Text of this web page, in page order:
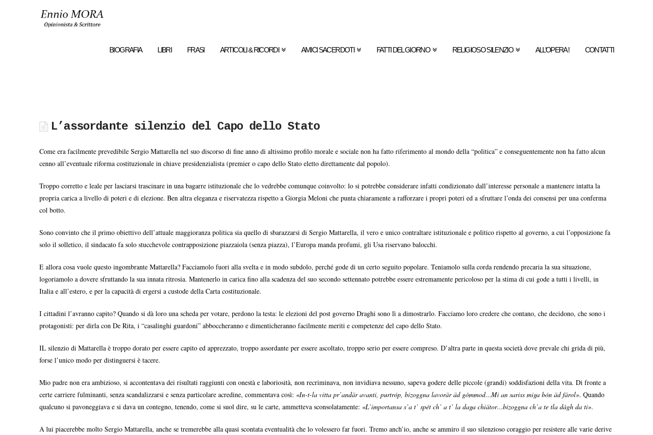
Ennio
BIOGRAFIA LIBRI FRASI ARTICOLI & RICORDI AMICI SACERDOTI FATTI DEL GIORNO RELIGIOSO SILENZIO ALL’OPERA ! CONTATTI
L’assordante silenzio del Capo dello Stato
Come era facilmente prevedibile Sergio Mattarella nel suo discorso di fine anno di altissimo profilo morale e sociale non ha fatto riferimento al mondo della “politica” e conseguentemente non ha fatto alcun
cenno all’eventuale riforma costituzionale in chiave presidenzialista (premier o capo dello Stato eletto direttamente dal popolo).
Troppo corretto e leale per lasciarsi trascinare in una bagarre istituzionale che lo vedrebbe comunque coinvolto: lo si potrebbe considerare infatti condizionato dall’interesse personale a mantenere intatta la
propria carica a livello di poteri e di elezione. Ben altra eleganza e riservatezza rispetto a Giorgia Meloni che punta chiaramente a rafforzare i propri poteri ed a sfruttare l’onda dei consensi per una conferma
col botto.
Sono convinto che il primo obiettivo dell’attuale maggioranza politica sia quello di sbarazzarsi di Sergio Mattarella, il vero e unico contraltare istituzionale e politico rispetto al governo, a cui l’opposizione fa
solo il solletico, il sindacato fa solo stucchevole contrapposizione piazzaiola (senza piazza), l’Europa manda profumi, gli Usa riservano balocchi.
E allora cosa vuole questo ingombrante Mattarella? Facciamolo fuori alla svelta e in modo subdolo, perché gode di un certo seguito popolare. Teniamolo sulla corda rendendo precaria la sua situazione,
logoriamolo a dovere sfruttando la sua innata ritrosia. Mantenerlo in carica fino alla scadenza del suo secondo settennato potrebbe essere estremamente pericoloso per la stima di cui gode a tutti i livelli, in
Italia e all’estero, e per la capacità di ergersi a custode della Carta costituzionale.
I cittadini l’avranno capito? Quando si dà loro una scheda per votare, perdono la testa: le elezioni del post governo Draghi sono lì a dimostrarlo. Facciamo loro credere che contano, che decidono, che sono i
protagonisti: per dirla con De Rita, i “casalinghi guardoni” abboccheranno e dimenticheranno facilmente meriti e competenze del capo dello Stato.
IL silenzio di Mattarella è troppo dorato per essere capito ed apprezzato, troppo assordante per essere ascoltato, troppo serio per essere compreso. D’altra parte in questa società dove prevale chi grida di più,
forse l’unico modo per distinguersi è tacere.
Mio padre non era ambizioso, si accontentava dei risultati raggiunti con onestà e laboriosità, non recriminava, non invidiava nessuno, sapeva godere delle piccole (grandi) soddisfazioni della vita. Di fronte a
certe carriere fulminanti, senza scandalizzarsi e senza particolare acredine, commentava così: «In-t-la vitta pr’andär avanti, purtróp, bizoggna lavorär äd gòmmod…Mi an sariss miga bón äd färol». Quando
qualcuno si pavoneggiava e si dava un contegno, tenendo, come si suol dire, su le carte, ammetteva sconsolatamente: «L’importansa s’a t’ spét ch’ a t’ la daga chiätor…bizoggna ch’a te tla dàgh da ti».
A lui piacerebbe molto Sergio Mattarella, anche se tremerebbe alla quasi scontata eventualità che lo volessero far fuori. Tremo anch’io, anche se ammiro il suo silenzioso coraggio per resistere alle varie derive